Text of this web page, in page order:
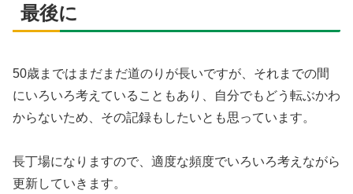
最後に
50歳まではまだまだ道のりが長いですが、それまでの間
にいろいろ考えていることもあり、自分でもどう転ぶかわ
からないため、その記録もしたいとも思っています。
長丁場になりますので、適度な頻度でいろいろ考えながら
更新していきます。